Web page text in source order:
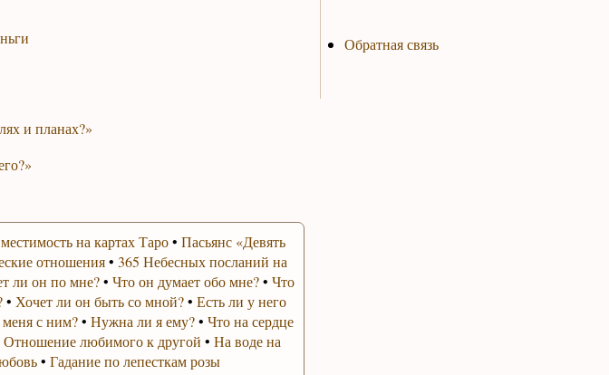
и планах?»
на картах Таро• Пасьянс «Девять
отношения• 365 Небесных посланий на
ли он по мне?• Что он думает обо мне?• Что
• Хочет ли он быть со мной?• Есть ли у него
с ним?• Нужна ли я ему?• Что на сердце
Отношение любимого к другой • На воде на
• Гадание по лепесткам розы
Обратная связь